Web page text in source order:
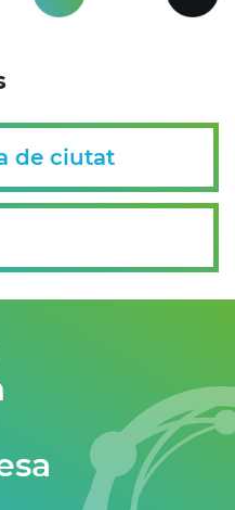
de ciutat